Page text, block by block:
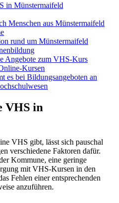
in Münstermaifeld
Menschen aus Münstermaifeld
rund um Münstermaifeld
Angebote zum VHS-Kurs
Kursen
es bei Bildungsangeboten an
VHS in
VHS gibt, lässt sich pauschal
verschiedene Faktoren dafür.
Kommune, eine geringe
mit VHS-Kursen in den
Fehlen einer entsprechenden
anzuführen.